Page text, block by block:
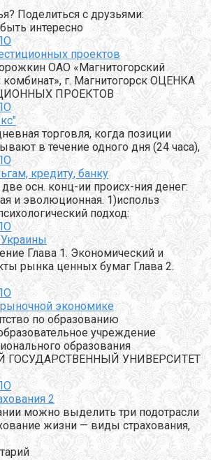
Поделиться с друзьями:
интересно
проектов
ОАО «Магнитогорский
комбинат», г. Магнитогорск ОЦЕНКА
ПРОЕКТОВ
торговля, когда позиции
в течение одного дня (24 часа),
кредиту, банку
осн. конц-ии происх-ния денег:
и эволюционная. 1)использ
подход:
Глава 1. Экономический и
рынка ценных бумаг Глава 2.
экономике
по образованию
учреждение
образования
ГОСУДАРСТВЕННЫЙ УНИВЕРСИТЕТ
2
можно выделить три подотрасли
жизни — виды страхования,